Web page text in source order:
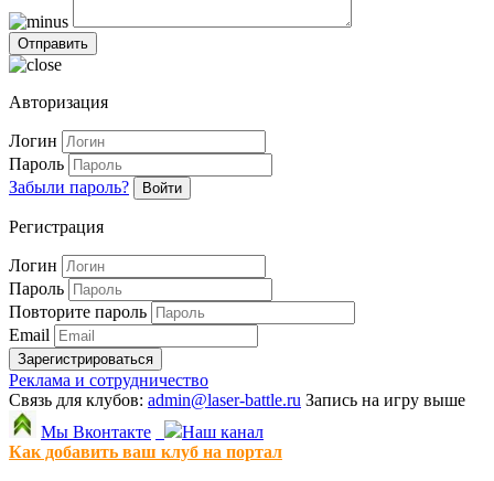
Авторизация
Логин
Пароль
Забыли пароль?
Войти
Регистрация
Логин
Пароль
Повторите пароль
Email
Зарегистрироваться
Реклама и сотрудничество
Связь для клубов: admin@laser-battle.ru Запись на игру выше
Мы Вконтакте
Наш канал
Как добавить ваш клуб на портал